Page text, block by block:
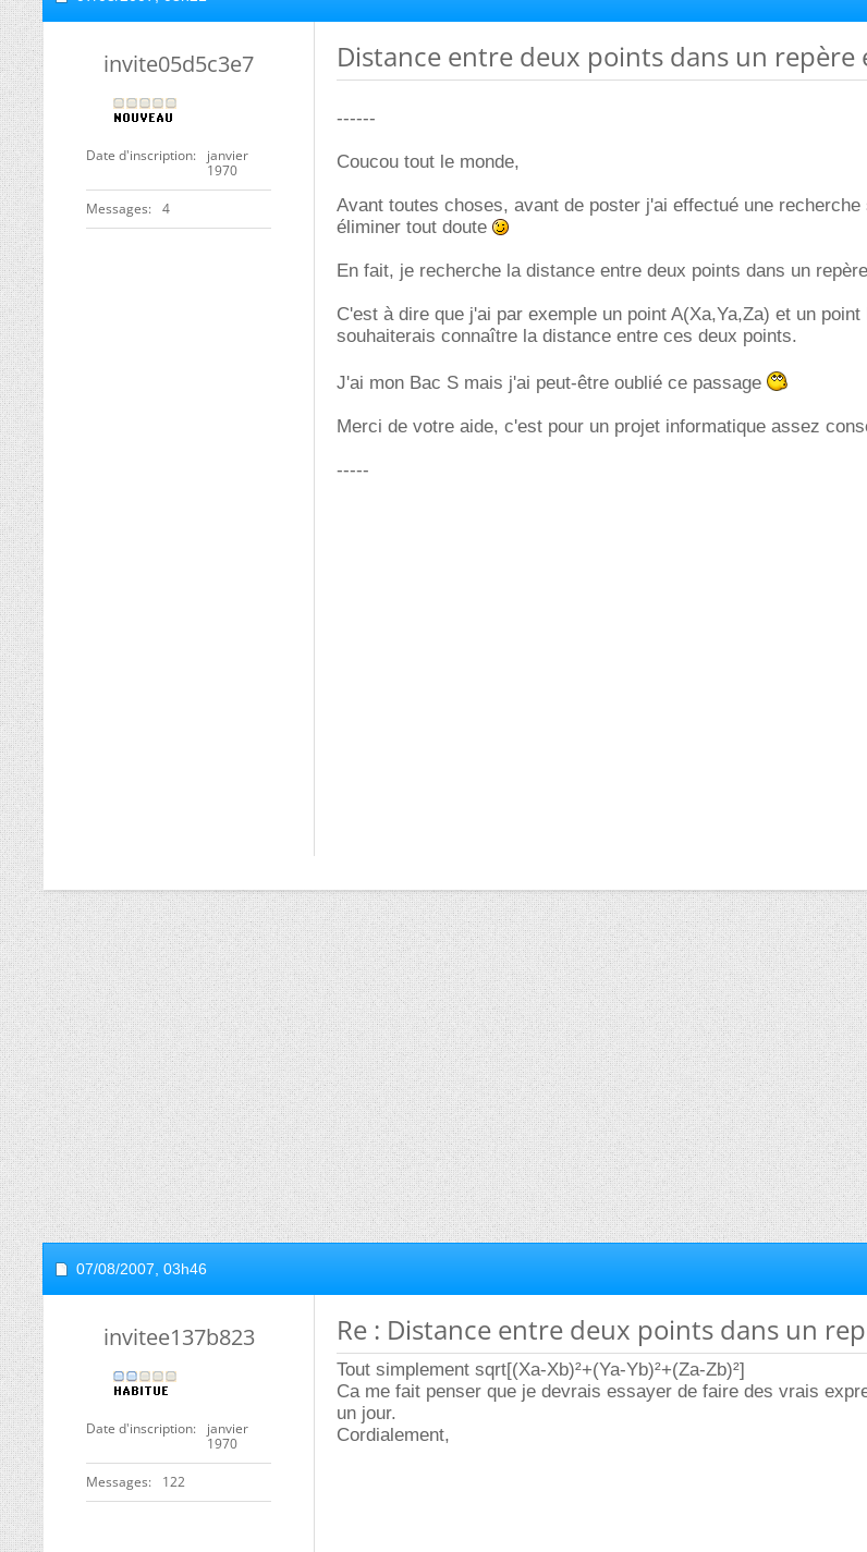
invite05d5c3e7
Date d'inscription
janvier
1970
Messages 4
Distance entre deux points dans un repère
------
Coucou tout le monde,
Avant toutes choses, avant de poster j'ai effectué une
éliminer tout doute
En fait, je recherche la distance entre deux points dans un
C'est à dire que j'ai par exemple un point A(Xa,Ya,Za) et un
souhaiterais connaître la distance entre ces deux points.
J'ai mon Bac S mais j'ai peut-être oublié ce passage
Merci de votre aide, c'est pour un projet informatique assez
-----
07/08/2007, 03h46
invitee137b823
Date d'inscription
janvier
1970
Messages 122
Re : Distance entre deux points dans un
Tout simplement sqrt[(Xa-Xb)²+(Ya-Yb)²+(Za-Zb)²]
Ca me fait penser que je devrais essayer de faire des vrais
un jour.
Cordialement,